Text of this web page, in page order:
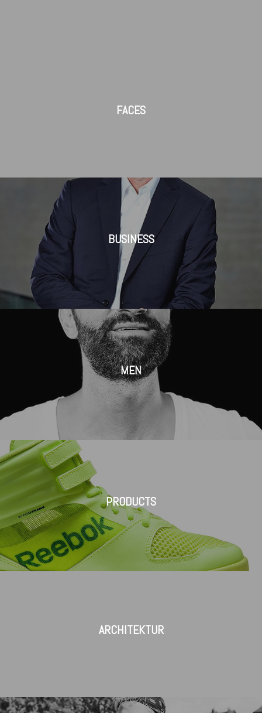
FACES
BUSINESS
MEN
PRODUCTS
ARCHITEKTUR